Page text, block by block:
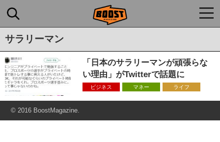
サラリーマン
「日本のサラリーマンが頑張らな
い理由」がTwitterで話題に
ビジネス マネー ライフ
© 2016 BoostMagazine.